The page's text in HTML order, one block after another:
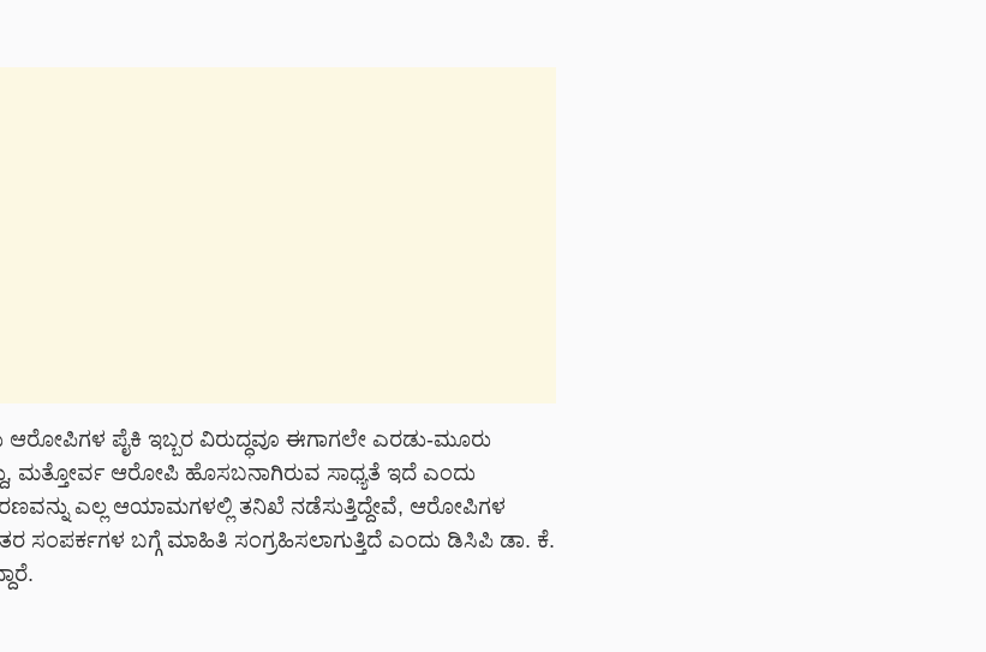
ಪೈಕಿ ಇಬ್ಬರ ವಿರುದ್ಧವೂ ಈಗಾಗಲೇ ಎರಡು-ಮೂರು
ಮತ್ತೋರ್ವ ಆರೋಪಿ ಹೊಸಬನಾಗಿರುವ ಸಾಧ್ಯತೆ ಇದೆ ಎಂದು
ಎಲ್ಲ ಆಯಾಮಗಳಲ್ಲಿ ತನಿಖೆ ನಡೆಸುತ್ತಿದ್ದೇವೆ, ಆರೋಪಿಗಳ
ಸಂಪರ್ಕಗಳ ಬಗ್ಗೆ ಮಾಹಿತಿ ಸಂಗ್ರಹಿಸಲಾಗುತ್ತಿದೆ ಎಂದು ಡಿಸಿಪಿ ಡಾ. ಕೆ.